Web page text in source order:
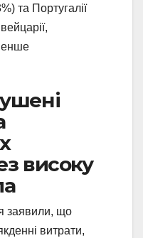
та Португалії
високу
заявили, що
витрати,